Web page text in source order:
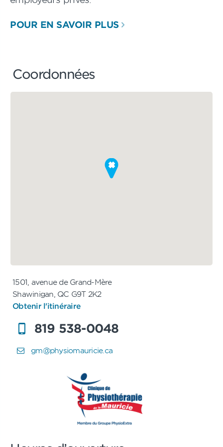
POUR EN SAVOIR PLUS
Coordonnées
1501, avenue de Grand-Mère
Shawinigan, QC G9T 2K2
Obtenir l'itinéraire
819 538-0048
gm@physiomauricie.ca